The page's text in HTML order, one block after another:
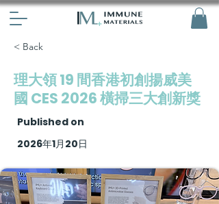
< Back
理大領 19 間香港初創揚威美
國 CES 2026 橫掃三大創新獎
Published on
2026年1月20日